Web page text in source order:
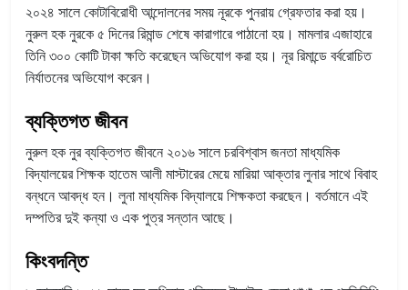
২০২৪ সালে কোটাবিরোধী আন্দোলনের সময় নূরকে পুনরায় গ্রেফতার করা হয়।
নুরুল হক নুরকে ৫ দিনের রিমান্ড শেষে কারাগারে পাঠানো হয়। মামলার এজাহারে
তিনি ৩০০ কোটি টাকা ক্ষতি করেছেন অভিযোগ করা হয়। নূর রিমান্ডে বর্বরোচিত
নির্যাতনের অভিযোগ করেন।
ব্যক্তিগত জীবন
নুরুল হক নুর ব্যক্তিগত জীবনে ২০১৬ সালে চরবিশ্বাস জনতা মাধ্যমিক
বিদ্যালয়ের শিক্ষক হাতেম আলী মাস্টারের মেয়ে মারিয়া আক্তার লুনার সাথে বিবাহ
বন্ধনে আবদ্ধ হন। লুনা মাধ্যমিক বিদ্যালয়ে শিক্ষকতা করছেন। বর্তমানে এই
দম্পতির দুই কন্যা ও এক পুত্র সন্তান আছে।
কিংবদন্তি